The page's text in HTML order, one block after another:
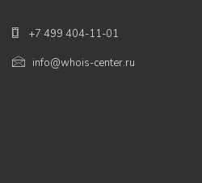
+7 499 404-11-01
info@whois-center.ru